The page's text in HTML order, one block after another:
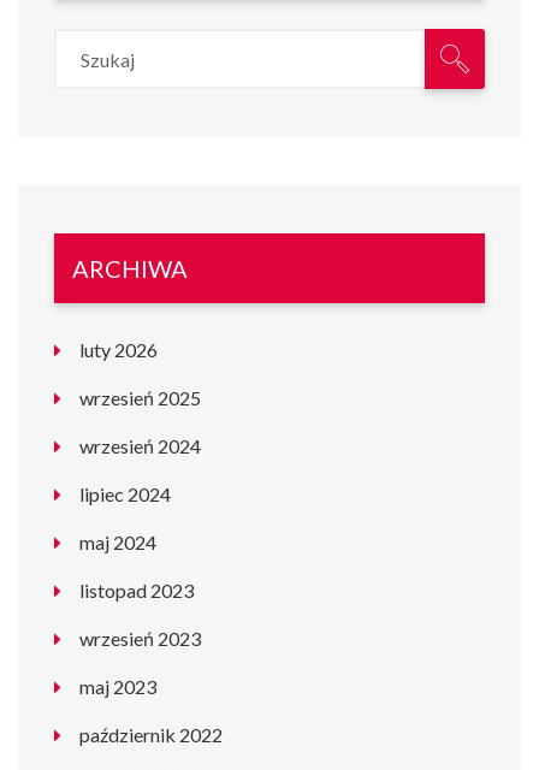
ARCHIWA
luty 2026
wrzesień 2025
wrzesień 2024
lipiec 2024
maj 2024
listopad 2023
wrzesień 2023
maj 2023
październik 2022